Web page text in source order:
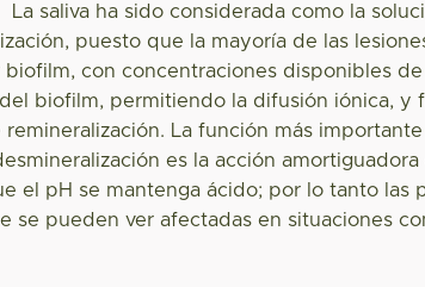
La saliva ha sido considerada como la
puesto que la mayoría de las
biofilm, con concentraciones disponibles
biofilm, permitiendo la difusión iónica, y
La función más
es la acción amortiguadora
el pH se mantenga ácido; por lo tanto las
se pueden ver afectadas en situaciones